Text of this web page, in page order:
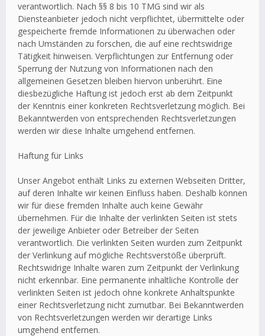
verantwortlich. Nach §§ 8 bis 10 TMG sind wir als
Diensteanbieter jedoch nicht verpflichtet, übermittelte oder
gespeicherte fremde Informationen zu überwachen oder
nach Umständen zu forschen, die auf eine rechtswidrige
Tätigkeit hinweisen. Verpflichtungen zur Entfernung oder
Sperrung der Nutzung von Informationen nach den
allgemeinen Gesetzen bleiben hiervon unberührt. Eine
diesbezügliche Haftung ist jedoch erst ab dem Zeitpunkt
der Kenntnis einer konkreten Rechtsverletzung möglich. Bei
Bekanntwerden von entsprechenden Rechtsverletzungen
werden wir diese Inhalte umgehend entfernen.
Haftung für Links
Unser Angebot enthält Links zu externen Webseiten Dritter,
auf deren Inhalte wir keinen Einfluss haben. Deshalb können
wir für diese fremden Inhalte auch keine Gewähr
übernehmen. Für die Inhalte der verlinkten Seiten ist stets
der jeweilige Anbieter oder Betreiber der Seiten
verantwortlich. Die verlinkten Seiten wurden zum Zeitpunkt
der Verlinkung auf mögliche Rechtsverstöße überprüft.
Rechtswidrige Inhalte waren zum Zeitpunkt der Verlinkung
nicht erkennbar. Eine permanente inhaltliche Kontrolle der
verlinkten Seiten ist jedoch ohne konkrete Anhaltspunkte
einer Rechtsverletzung nicht zumutbar. Bei Bekanntwerden
von Rechtsverletzungen werden wir derartige Links
umgehend entfernen.